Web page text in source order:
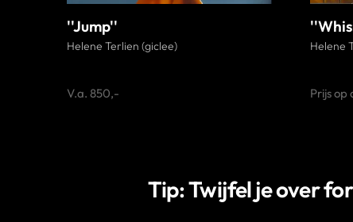
''Jump''
Helene Terlien (giclee)
V.a. 850,-
Helene
Prijs
Tip: Twijfel je over